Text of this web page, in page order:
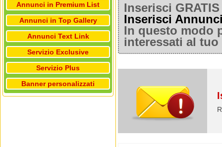
Annunci in Premium List
Annunci in Top Gallery
Annunci Text Link
Servizio Exclusive
Servizio Plus
Banner personalizzati
Inserisci
Inserisci
In questo modo
interessati al